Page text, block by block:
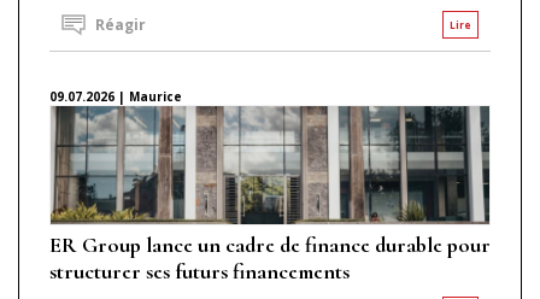
Lire
Réagir
09.07.2026 | Maurice
ER Group lance un cadre de finance durable pour
structurer ses futurs financements